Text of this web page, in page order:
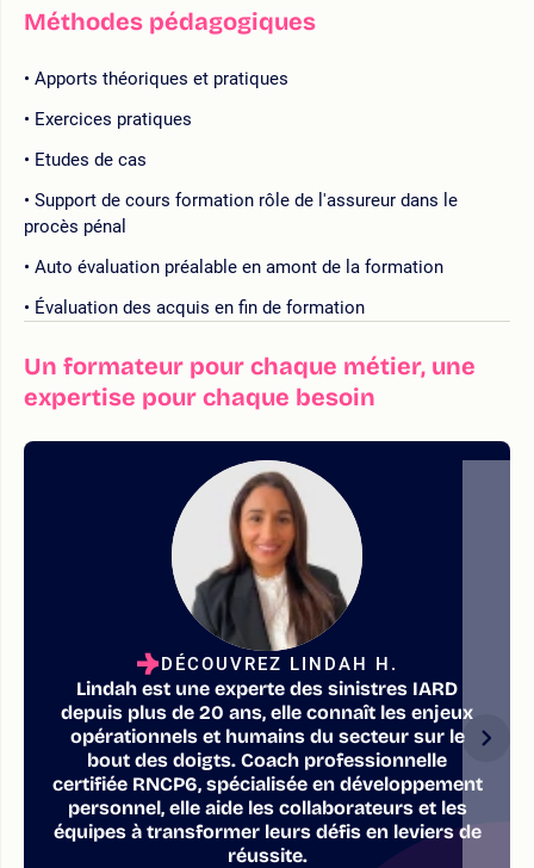
Méthodes pédagogiques
Apports théoriques et pratiques
Exercices pratiques
Etudes de cas
Support de cours formation rôle de l'assureur dans le
procès pénal
Auto évaluation préalable en amont de la formation
Évaluation des acquis en fin de formation
Un formateur pour chaque métier, une
expertise pour chaque besoin
DÉCOUVREZ LINDAH H.
Lindah est une experte des sinistres IARD
depuis plus de 20 ans, elle connaît les enjeux
opérationnels et humains du secteur sur le
bout des doigts. Coach professionnelle
certifiée RNCP6, spécialisée en développement
personnel, elle aide les collaborateurs et les
équipes à transformer leurs défis en leviers de
réussite.